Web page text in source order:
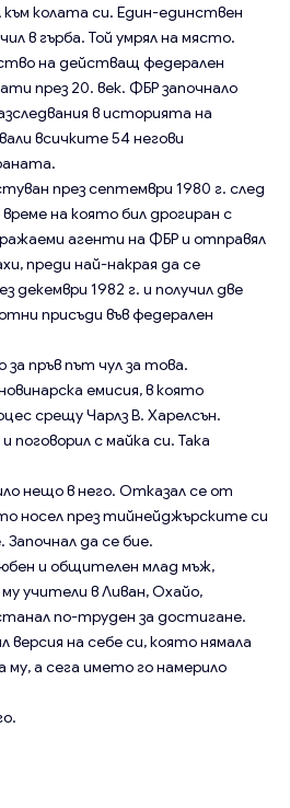
колата си. Един-единствен
в гърба. Той умрял на място.
на действащ федерален
през 20. век. ФБР започнало
в историята на
всичките 54 негови
през септември 1980 г. след
на която бил дрогиран с
агенти на ФБР и отправял
преди най-накрая да се
декември 1982 г. и получил две
присъди във федерален
за пръв път чул за това.
емисия, в която
срещу Чарлз В. Харелсън.
поговорил с майка си. Така
нещо в него. Отказал се от
носел през тийнейджърските си
Започнал да се бие.
и общителен млад мъж,
учители в Ливан, Охайо,
по-труден за достигане.
версия на себе си, която нямала
а сега името го намерило